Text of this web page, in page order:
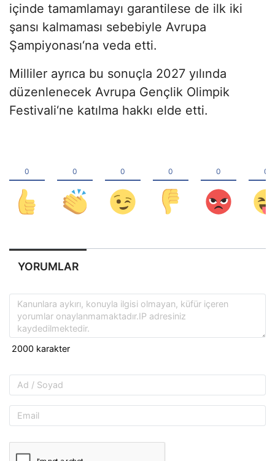
içinde tamamlamayı garantilese de ilk iki
şansı kalmaması sebebiyle Avrupa
Şampiyonası‘na veda etti.
Milliler ayrıca bu sonuçla 2027 yılında
düzenlenecek Avrupa Gençlik Olimpik
Festivali‘ne katılma hakkı elde etti.
YORUMLAR